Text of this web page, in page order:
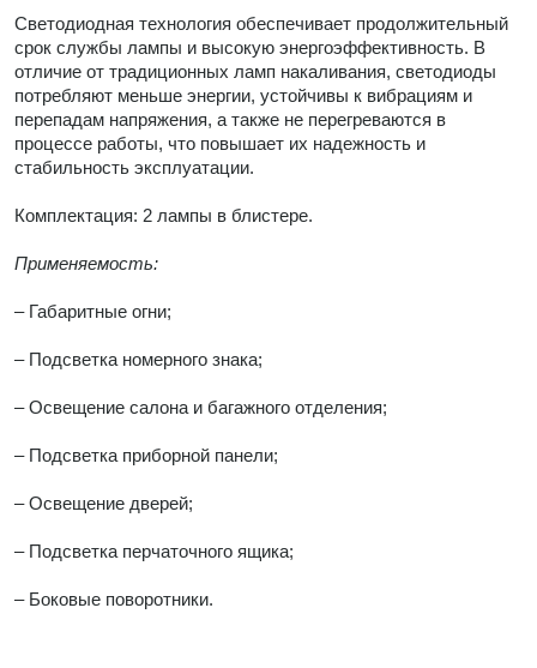
Светодиодная технология обеспечивает продолжительный
срок службы лампы и высокую энергоэффективность. В
отличие от традиционных ламп накаливания, светодиоды
потребляют меньше энергии, устойчивы к вибрациям и
перепадам напряжения, а также не перегреваются в
процессе работы, что повышает их надежность и
стабильность эксплуатации.
Комплектация: 2 лампы в блистере.
Применяемость:
– Габаритные огни;
– Подсветка номерного знака;
– Освещение салона и багажного отделения;
– Подсветка приборной панели;
– Освещение дверей;
– Подсветка перчаточного ящика;
– Боковые поворотники.